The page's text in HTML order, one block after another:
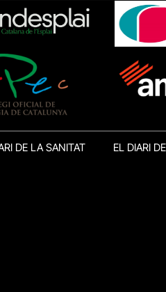
DE LA SANITAT EL DIARI